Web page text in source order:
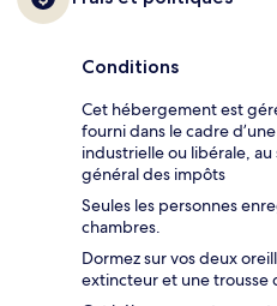
Conditions
Cet hébergement est
fourni dans le cadre
industrielle ou libérale, au
général des impôts
Seules les personnes
chambres.
Dormez sur vos deux
extincteur et une trousse